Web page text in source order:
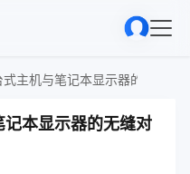
式主机与笔记本显示器的无缝对
记本显示器的无缝对